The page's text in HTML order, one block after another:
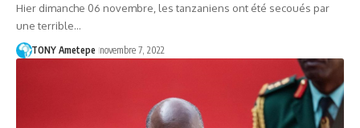
Hier dimanche 06 novembre, les tanzaniens ont été secoués par
une terrible…
TONY Ametepe novembre 7, 2022